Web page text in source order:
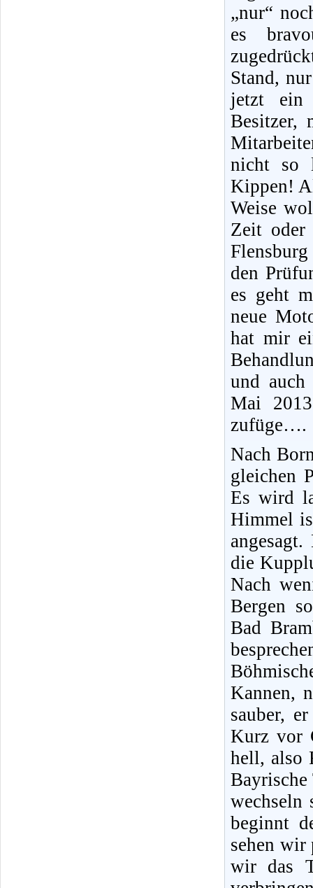
„nur“
es
Stand,
jetzt ein
Besitzer,
nicht so
Kippen!
Weise
Zeit oder
den
es geht
neue
hat mir
und auch
Mai
zufüge….
Nach
gleichen
Es wird
Himmel
die
Nach
Bergen
Bad
Kannen,
sauber,
Kurz vor
hell, also
wechseln
beginnt
sehen wir
wir das